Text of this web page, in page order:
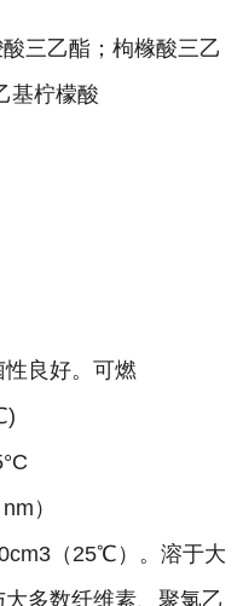
三乙酯；枸橼酸三乙
基柠檬酸
良好。可燃
）
（25℃）。溶于大
多数纤维素、聚氯乙